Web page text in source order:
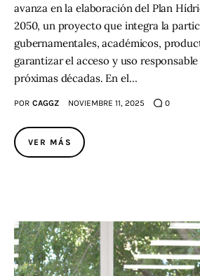
avanza en la elaboración del Plan
2050, un proyecto que integra la
gubernamentales, académicos,
garantizar el acceso y uso
próximas décadas. En el…
POR CAGGZ NOVIEMBRE 11, 2025 0
VER MÁS